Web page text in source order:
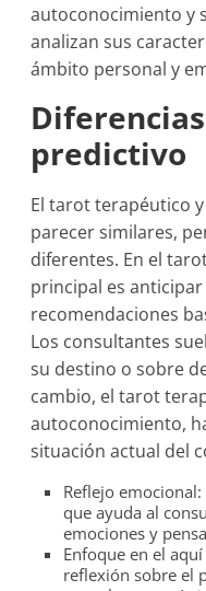
autoconocimiento y
analizan sus
ámbito personal y
predictivo
El tarot terapéutico
parecer similares,
diferentes. En el
principal es
recomendaciones
Los consultantes
su destino o sobre
cambio, el tarot
autoconocimiento,
situación actual del
Reflejo
que ayuda al
emociones y
Enfoque en el
reflexión sobre el